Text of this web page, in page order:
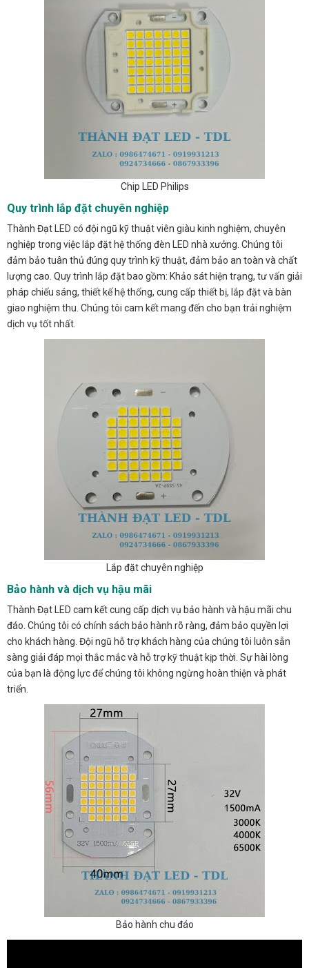
Chip LED Philips
Quy trình lắp đặt chuyên nghiệp
Thành Đạt LED có đội ngũ kỹ thuật viên giàu kinh nghiệm, chuyên
nghiệp trong việc lắp đặt hệ thống đèn LED nhà xưởng. Chúng tôi
đảm bảo tuân thủ đúng quy trình kỹ thuật, đảm bảo an toàn và chất
lượng cao. Quy trình lắp đặt bao gồm: Khảo sát hiện trạng, tư vấn giải
pháp chiếu sáng, thiết kế hệ thống, cung cấp thiết bị, lắp đặt và bàn
giao nghiệm thu. Chúng tôi cam kết mang đến cho bạn trải nghiệm
dịch vụ tốt nhất.
Lắp đặt chuyên nghiệp
Bảo hành và dịch vụ hậu mãi
Thành Đạt LED cam kết cung cấp dịch vụ bảo hành và hậu mãi chu
đáo. Chúng tôi có chính sách bảo hành rõ ràng, đảm bảo quyền lợi
cho khách hàng. Đội ngũ hỗ trợ khách hàng của chúng tôi luôn sẵn
sàng giải đáp mọi thắc mắc và hỗ trợ kỹ thuật kịp thời. Sự hài lòng
của bạn là động lực để chúng tôi không ngừng hoàn thiện và phát
triển.
Bảo hành chu đáo